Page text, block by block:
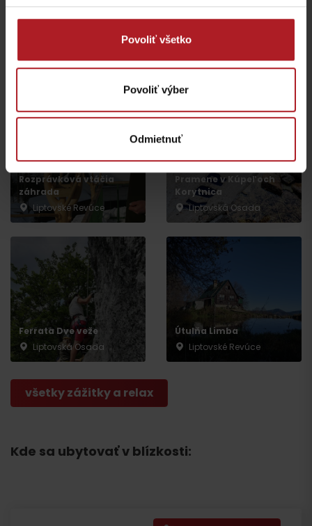
Povoliť všetko
Povoliť výber
Odmietnuť
hotel Kráľova studňa –
Dolný Harmanec
Donovaly, Koliba Goral –
Donovaly
Rozprávková vtáčia
záhrada
Liptovské Revúce
Pramene v Kúpeľoch
Korytnica
Liptovská Osada
Ferrata Dve veže
Liptovská Osada
Útulňa Limba
Liptovské Revúce
všetky zážitky a relax
Kde sa ubytovať v blízkosti:
Odchod